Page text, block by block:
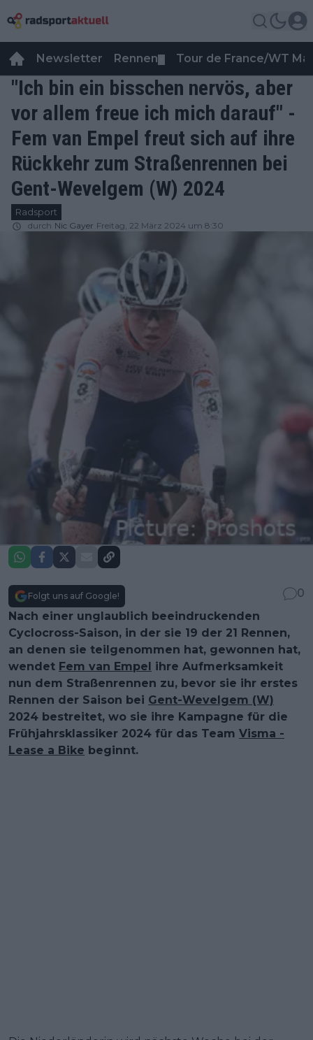
Newsletter Rennen Tour de France/WT
"Ich bin ein bisschen nervös, aber
vor allem freue ich mich darauf" -
Fem van Empel freut sich auf ihre
Rückkehr zum Straßenrennen bei
Gent-Wevelgem (W) 2024
Radsport
durch Nic Gayer Freitag, 22 März 2024 um 8:30
Folgt uns auf Google!
0
Nach einer unglaublich beeindruckenden
Cyclocross-Saison, in der sie 19 der 21 Rennen,
an denen sie teilgenommen hat, gewonnen hat,
wendet Fem van Empel ihre Aufmerksamkeit
nun dem Straßenrennen zu, bevor sie ihr erstes
Rennen der Saison bei Gent-Wevelgem (W)
2024 bestreitet, wo sie ihre Kampagne für die
Frühjahrsklassiker 2024 für das Team Visma -
Lease a Bike beginnt.